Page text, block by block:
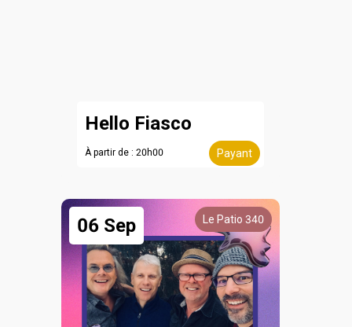
Hello Fiasco
À partir de : 20h00 Payant
06 Sep Le Patio 340